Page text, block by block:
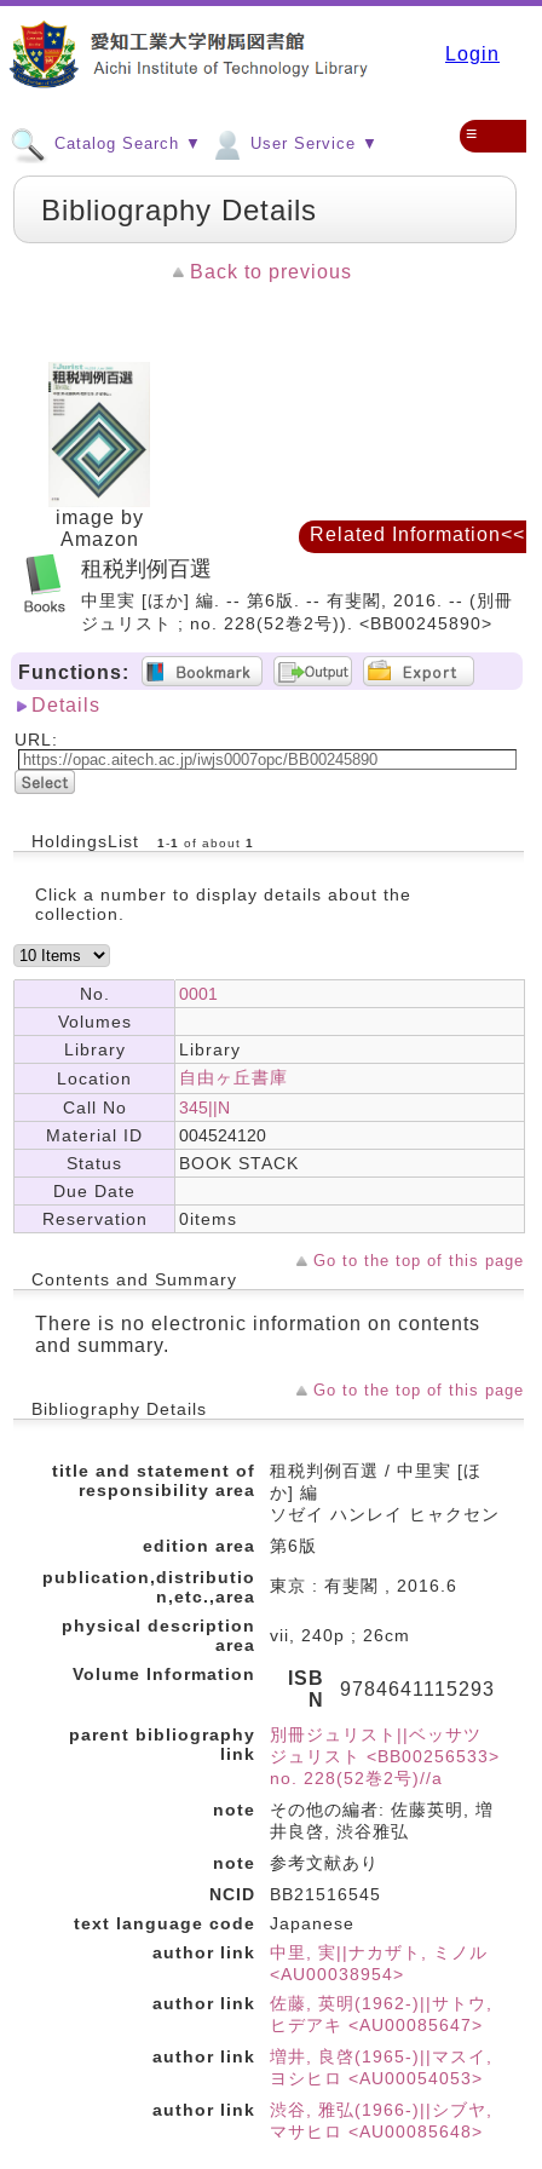
Login
Catalog Search ▼ User Service ▼ ≡
Bibliography Details
Back to previous
image by
Amazon
租税判例百選
中里実 [ほか] 編. -- 第6版. -- 有斐閣, 2016. -- (別冊
ジュリスト ; no. 228(52巻2号)). <BB00245890>
Functions:
Details
URL:
HoldingsList 1 -1 of about 1
Click a number to display details about the
collection.
No.
0001
Volumes
Library
Library
Location
自由ヶ丘書庫
Call No
345||N
Material ID
004524120
Status
BOOK STACK
Due Date
Reservation
0items
Go to the top of this page
Contents and Summary
There is no electronic information on contents
and summary.
Go to the top of this page
Bibliography Details
title and statement of
responsibility area
租税判例百選 / 中里実 [ほ
か] 編
ソゼイ ハンレイ ヒャクセン
edition area
第6版
publication,distributio
n,etc.,area
東京 : 有斐閣 , 2016.6
physical description
area
vii, 240p ; 26cm
Volume Information
ISB
N
9784641115293
parent bibliography
link
別冊ジュリスト||ベッサツ
ジュリスト <BB00256533>
no. 228(52巻2号)//a
note
その他の編者: 佐藤英明, 増
井良啓, 渋谷雅弘
note
参考文献あり
NCID
BB21516545
text language code
Japanese
author link
中里, 実||ナカザト, ミノル
<AU00038954>
author link
佐藤, 英明(1962-)||サトウ,
ヒデアキ <AU00085647>
author link
増井, 良啓(1965-)||マスイ,
ヨシヒロ <AU00054053>
author link
渋谷, 雅弘(1966-)||シブヤ,
マサヒロ <AU00085648>
Related Information<<